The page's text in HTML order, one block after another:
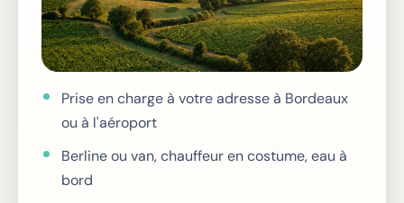
Prise en charge à votre adresse à Bordeaux
ou à l'aéroport
Berline ou van, chauffeur en costume, eau à
bord